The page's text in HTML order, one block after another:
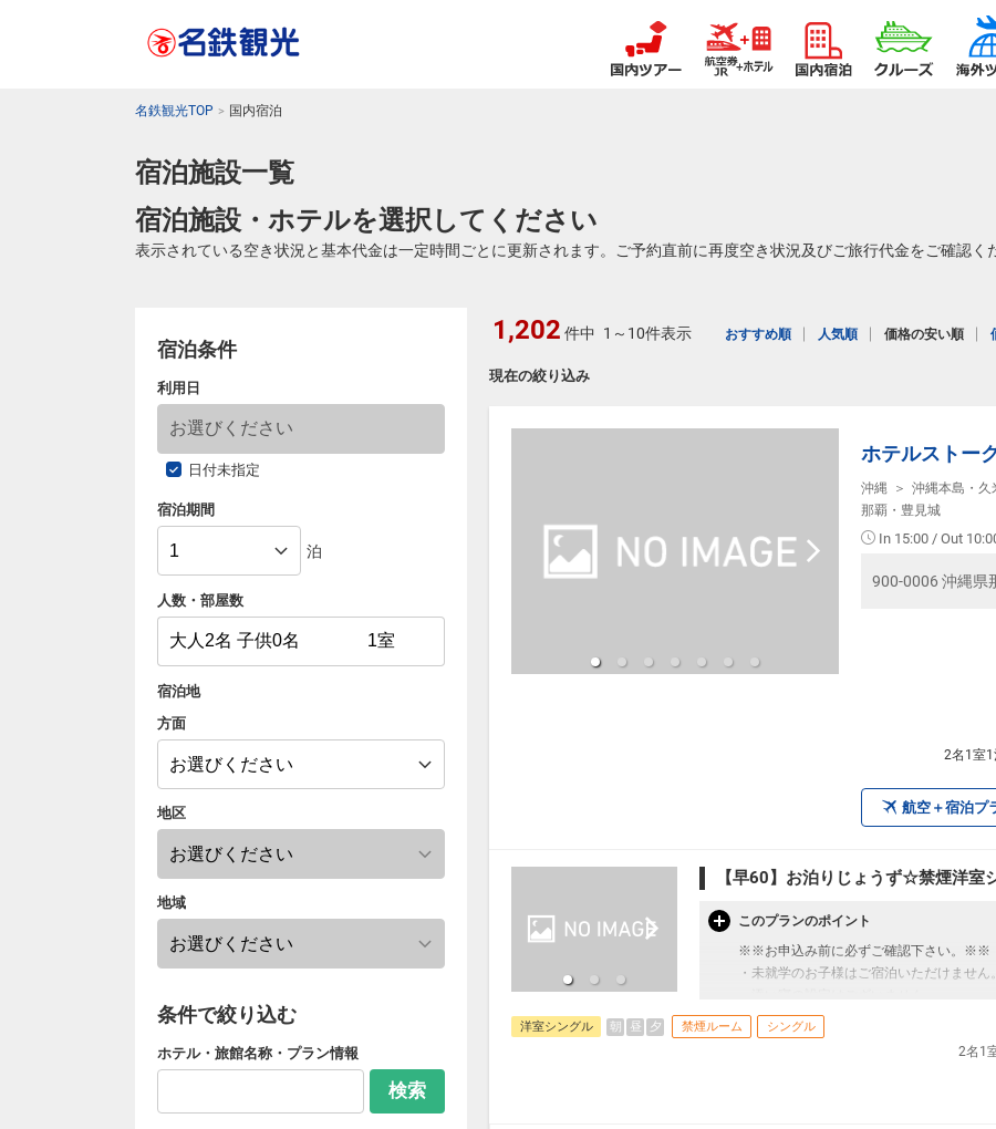
名鉄観光TOP 国内宿泊
宿泊施設一覧
宿泊施設・ホテルを選択してください
表示されている空き状況と基本代金は一定時間ごとに更新されます。ご予約直前に再度空き状況及びご旅行代金をご確認く
宿泊条件
利用日
日付未指定
宿泊期間
泊
人数・部屋数
宿泊地
方面
地区
地域
条件で絞り込む
ホテル・旅館名称・プラン情報
検索
現在の絞り込み
1,202 件中 1～10件表示 おすすめ順 人気順 価格の安い順
ホテルストー
沖縄 沖縄本島・久
那覇・豊見城
In 15:00 / Out
900-0006 沖縄県
2名1室1
航空＋宿泊プ
【早60】お泊りじょうず☆禁煙洋室
このプランのポイント
※※お申込み前に必ずご確認下さい。※※
・未就学のお子様はご宿泊いただけません。
・こちらのホテルは一般的なホテル客室と
トイレ・シャワースペースの上にベッド
・お申込前に必ずホテルホームページに
・床上からはハシゴでベッドにお上がり
洋室シングル 朝 昼 夕 禁煙ルーム シングル
2名1